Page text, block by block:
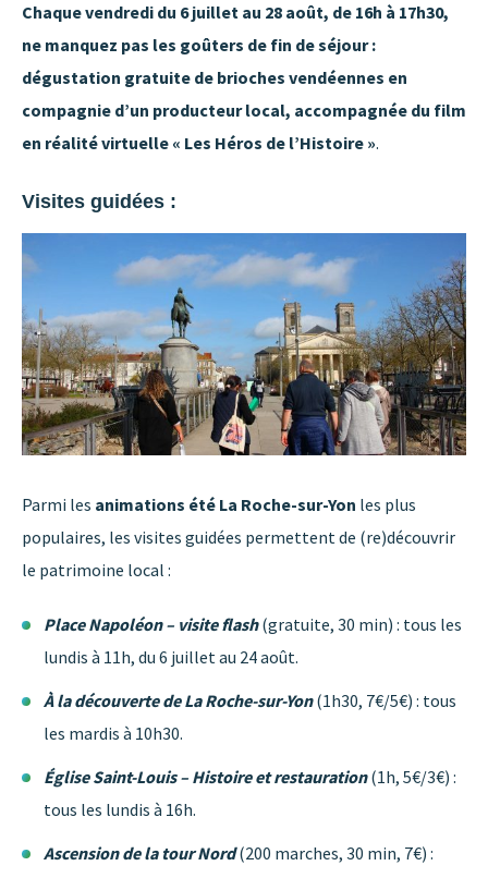
Chaque vendredi du 6 juillet au 28 août, de 16h à 17h30,
ne manquez pas les goûters de fin de séjour :
dégustation gratuite de brioches vendéennes en
compagnie d’un producteur local, accompagnée du film
en réalité virtuelle « Les Héros de l’Histoire ».
Visites guidées :
Parmi les animations été La Roche-sur-Yon les plus
populaires, les visites guidées permettent de (re)découvrir
le patrimoine local :
Place Napoléon – visite flash(gratuite, 30 min) : tous les
lundis à 11h, du 6 juillet au 24 août.
À la découverte de La Roche-sur-Yon(1h30, 7€/5€) : tous
les mardis à 10h30.
Église Saint-Louis – Histoire et restauration(1h, 5€/3€) :
tous les lundis à 16h.
Ascension de la tour Nord (200 marches, 30 min, 7€) :